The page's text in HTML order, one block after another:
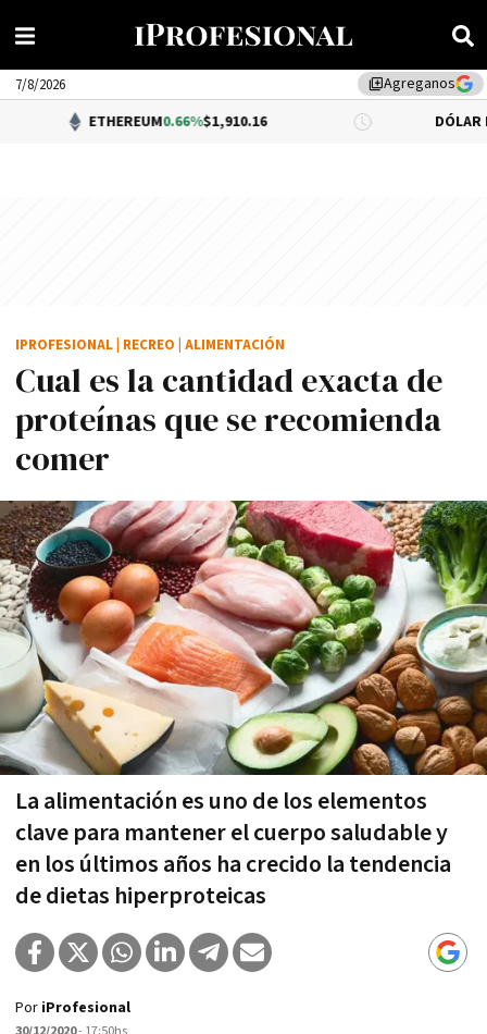
library_addAgreganos
7/8/2026
0.66%$1,910.16 DÓLAR BNA 0.34%
Cual es la cantidad exacta de
proteínas que se recomienda
comer
La alimentación es uno de los elementos
clave para mantener el cuerpo saludable y
en los últimos años ha crecido la tendencia
de dietas hiperproteicas
IPROFESIONAL RECREO ALIMENTACIÓN
Por iProfesional